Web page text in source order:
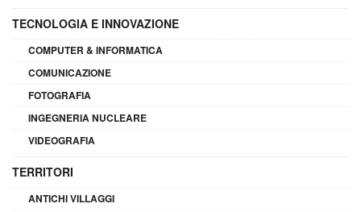
TECNOLOGIA E INNOVAZIONE
COMPUTER & INFORMATICA
COMUNICAZIONE
FOTOGRAFIA
INGEGNERIA NUCLEARE
VIDEOGRAFIA
TERRITORI
ANTICHI VILLAGGI